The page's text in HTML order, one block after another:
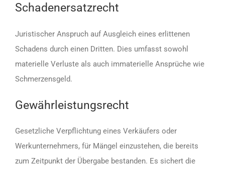
Schadenersatzrecht
Juristischer Anspruch auf Ausgleich eines erlittenen
Schadens durch einen Dritten. Dies umfasst sowohl
materielle Verluste als auch immaterielle Ansprüche wie
Schmerzensgeld.
Gewährleistungsrecht
Gesetzliche Verpflichtung eines Verkäufers oder
Werkunternehmers, für Mängel einzustehen, die bereits
zum Zeitpunkt der Übergabe bestanden. Es sichert die